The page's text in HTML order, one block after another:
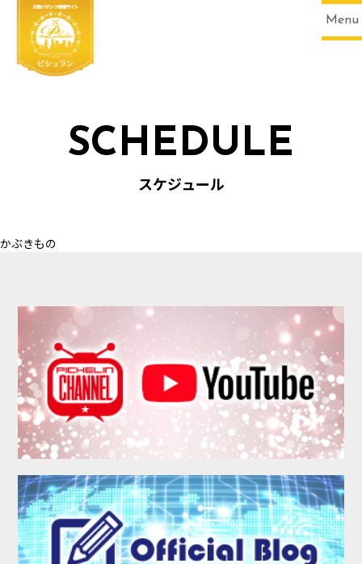
Menu
SCHEDULE
MEMBER
SCHEDULE
スケジュール
かぶきもの